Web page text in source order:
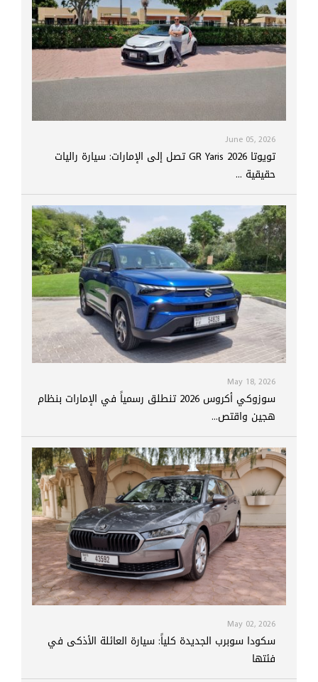
June 05, 2026
تويوتا GR Yaris 2026 تصل إلى الإمارات: سيارة راليات
حقيقية ...
May 18, 2026
سوزوكي أكروس 2026 تنطلق رسمياً في الإمارات بنظام
هجين واقتص...
May 02, 2026
سكودا سوبرب الجديدة كلياً: سيارة العائلة الأذكى في
فئتها